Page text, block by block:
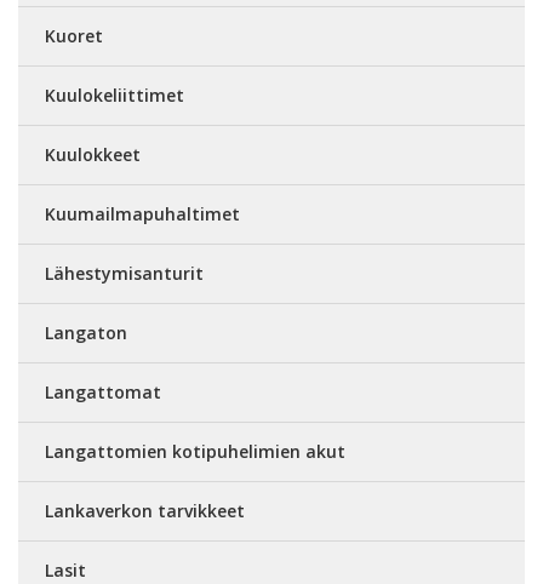
Kuoret
Kuulokeliittimet
Kuulokkeet
Kuumailmapuhaltimet
Lähestymisanturit
Langaton
Langattomat
Langattomien kotipuhelimien akut
Lankaverkon tarvikkeet
Lasit